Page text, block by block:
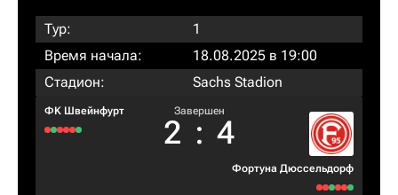
Тур:
1
Время начала:
18.08.2025 в 19:00
Стадион:
Sachs Stadion
ФK Швейнфурт Завершен
2 : 4
Фортуна Дюссельдорф